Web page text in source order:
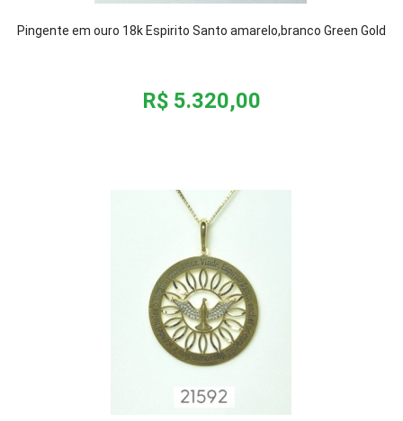
Pingente em ouro 18k Espirito Santo amarelo,branco Green Gold
R$ 5.320,00